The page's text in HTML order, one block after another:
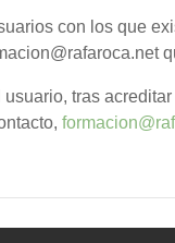
con los que
usuario, tras